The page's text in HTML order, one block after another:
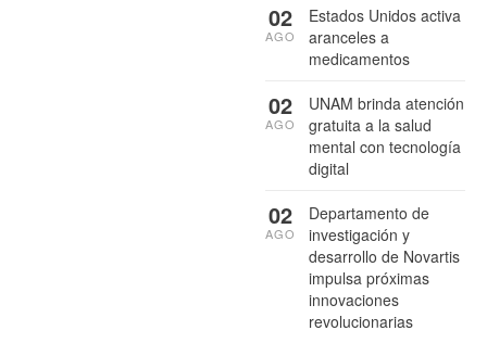
Estados Unidos activa
aranceles a
medicamentos
02
AGO
UNAM brinda atención
gratuita a la salud
mental con tecnología
digital
02
AGO
Departamento de
investigación y
desarrollo de Novartis
impulsa próximas
innovaciones
revolucionarias
02
AGO